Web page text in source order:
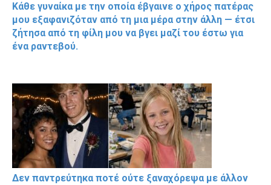
Κάθε γυναίκα με την οποία έβγαινε ο χήρος πατέρας
μου εξαφανιζόταν από τη μια μέρα στην άλλη — έτσι
ζήτησα από τη φίλη μου να βγει μαζί του έστω για
ένα ραντεβού.
Δεν παντρεύτηκα ποτέ ούτε ξαναχόρεψα με άλλον